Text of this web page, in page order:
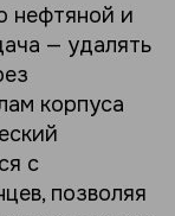
нефтяной и
— удалять
корпуса
с
позволяя